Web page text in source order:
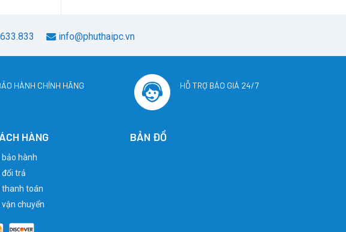
info@phuthaipc.vn
HÀNH CHÍNH HÃNG HỖ TRỢ BÁO GIÁ 24/7
HÀNG
bảo hành
đổi trả
thanh toán
chuyển
BẢN ĐỒ